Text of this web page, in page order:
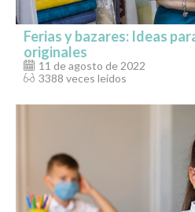
Ferias y bazares: Ideas
originales
11 de agosto de 2022
3388 veces leídos